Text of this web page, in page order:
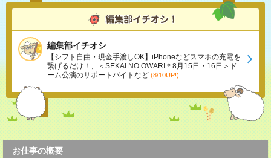
編集部イチオシ
【シフト自由・現金手渡しOK】iPhoneなどスマホの充電を
繋げるだけ！、＜SEKAI NO OWARI＊8月15日・16日＞ド
ーム公演のサポートバイトなど (8/10UP!)
お仕事の概要